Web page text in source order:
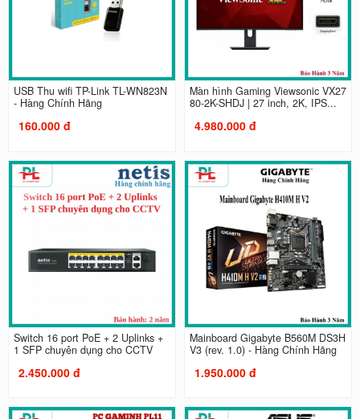
USB Thu wifi TP-Link TL-WN823N
- Hàng Chính Hãng
160.000 đ
Màn hình Gaming Viewsonic VX27
80-2K-SHDJ | 27 inch, 2K, IPS...
4.980.000 đ
Switch 16 port PoE + 2 Uplinks +
1 SFP chuyên dụng cho CCTV
2.450.000 đ
Mainboard Gigabyte B560M DS3H
V3 (rev. 1.0) - Hàng Chính Hãng
1.950.000 đ